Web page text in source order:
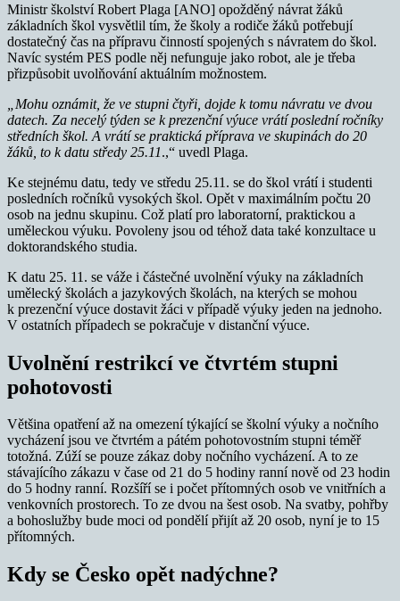
Ministr školství Robert Plaga [ANO] opožděný návrat žáků
základních škol vysvětlil tím, že školy a rodiče žáků potřebují
dostatečný čas na přípravu činností spojených s návratem do škol.
Navíc systém PES podle něj nefunguje jako robot, ale je třeba
přizpůsobit uvolňování aktuálním možnostem.
„Mohu oznámit, že ve stupni čtyři, dojde k tomu návratu ve dvou
datech. Za necelý týden se k prezenční výuce vrátí poslední ročníky
středních škol. A vrátí se praktická příprava ve skupinách do 20
žáků, to k datu středy 25.11.,“ uvedl Plaga.
Ke stejnému datu, tedy ve středu 25.11. se do škol vrátí i studenti
posledních ročníků vysokých škol. Opět v maximálním počtu 20
osob na jednu skupinu. Což platí pro laboratorní, praktickou a
uměleckou výuku. Povoleny jsou od téhož data také konzultace u
doktorandského studia.
K datu 25. 11. se váže i částečné uvolnění výuky na základních
umělecký školách a jazykových školách, na kterých se mohou
k prezenční výuce dostavit žáci v případě výuky jeden na jednoho.
V ostatních případech se pokračuje v distanční výuce.
Uvolnění restrikcí ve čtvrtém stupni
pohotovosti
Většina opatření až na omezení týkající se školní výuky a nočního
vycházení jsou ve čtvrtém a pátém pohotovostním stupni téměř
totožná. Zúží se pouze zákaz doby nočního vycházení. A to ze
stávajícího zákazu v čase od 21 do 5 hodiny ranní nově od 23 hodin
do 5 hodny ranní. Rozšíří se i počet přítomných osob ve vnitřních a
venkovních prostorech. To ze dvou na šest osob. Na svatby, pohřby
a bohoslužby bude moci od pondělí přijít až 20 osob, nyní je to 15
přítomných.
Kdy se Česko opět nadýchne?